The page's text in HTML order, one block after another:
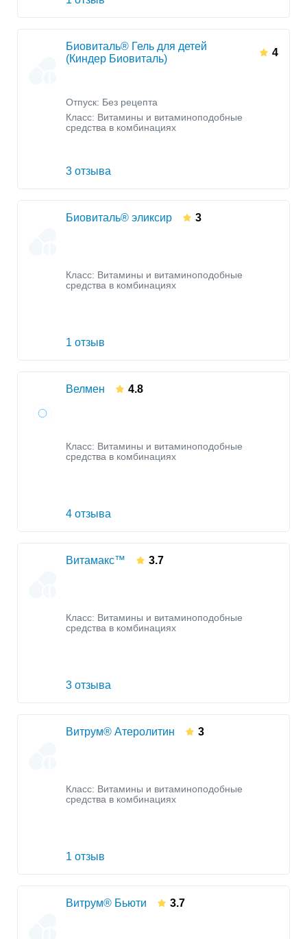
Биовиталь® Гель для детей
(Киндер Биовиталь)
4
Отпуск: Без рецепта
Класс: Витамины и витаминоподобные
средства в комбинациях
3 отзыва
Биовиталь® эликсир 3
Класс: Витамины и витаминоподобные
средства в комбинациях
1 отзыв
Велмен 4.8
Класс: Витамины и витаминоподобные
средства в комбинациях
4 отзыва
Витамакс™ 3.7
Класс: Витамины и витаминоподобные
средства в комбинациях
3 отзыва
Витрум® Атеролитин 3
Класс: Витамины и витаминоподобные
средства в комбинациях
1 отзыв
Витрум® Бьюти 3.7